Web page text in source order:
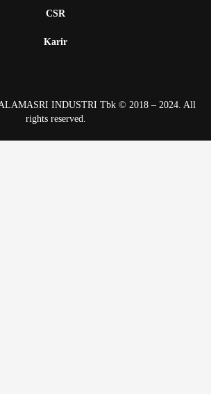
CSR
Karir
INDUSTRI Tbk © 2018 – 2024. All
rights reserved.